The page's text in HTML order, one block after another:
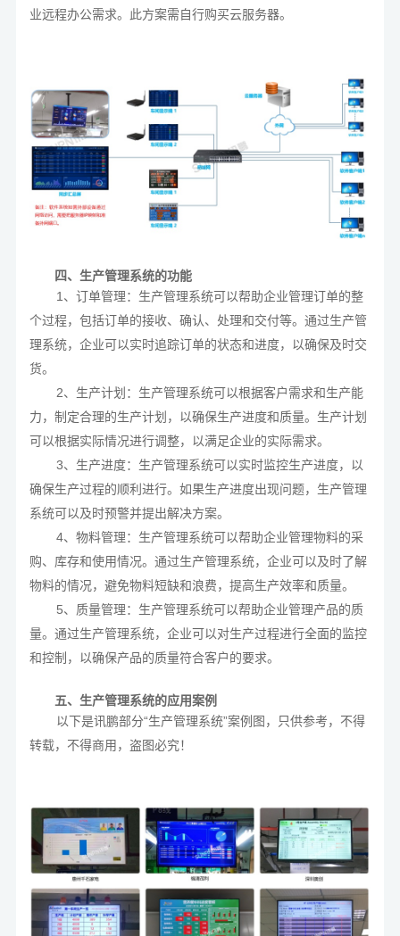
业远程办公需求。此方案需自行购买云服务器。
四、生产管理系统的功能
1、订单管理：生产管理系统可以帮助企业管理订单的整
个过程，包括订单的接收、确认、处理和交付等。通过生产管
理系统，企业可以实时追踪订单的状态和进度，以确保及时交
货。
2、生产计划：生产管理系统可以根据客户需求和生产能
力，制定合理的生产计划，以确保生产进度和质量。生产计划
可以根据实际情况进行调整，以满足企业的实际需求。
3、生产进度：生产管理系统可以实时监控生产进度，以
确保生产过程的顺利进行。如果生产进度出现问题，生产管理
系统可以及时预警并提出解决方案。
4、物料管理：生产管理系统可以帮助企业管理物料的采
购、库存和使用情况。通过生产管理系统，企业可以及时了解
物料的情况，避免物料短缺和浪费，提高生产效率和质量。
5、质量管理：生产管理系统可以帮助企业管理产品的质
量。通过生产管理系统，企业可以对生产过程进行全面的监控
和控制，以确保产品的质量符合客户的要求。
五、 生产管理系统的应用案例
以下是讯鹏部分“生产管理系统”案例图，只供参考，不得
转载，不得商用，盗图必究！